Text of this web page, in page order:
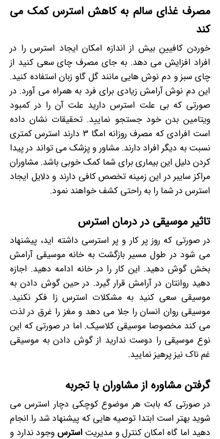
مصرف غذای سالم به کاهش استرس کمک می
کند
خوردن کافیین بیش از اندازه امکان ایجاد استرس را در
افراد افزایش می دهد. به جای مصرف چای سعی کنید از
چای سبز و دم نوش هایی مانند گل گاو زبان استفاده کنید.
این دم نوش آرامش زیادی برای فرد به همراه می آورد. در
صورتی که بی علت استرس دارید علت آن را در کمبود
ویتامین بدن خود جستجو نمایید. تحقیقات نشان داده
است افرادی که مصرف روزانه امگا 3 دارند استرس کمتری
نسبت به دیگر افراد دارند. مشاور و پزشک می تواند در پیدا
کردن دلیل این بیماری برای شما کمک خوبی باشد. مشاوران
مراکز سایبر در این زمینه تخصص کافی دارند و دلایل ایجاد
استرس در شما را به راحتی کشف خواهند نمود.
تاثیر موسیقی در درمان استرس
در صورتی که روز پر کار و پر استرسی داشته اید، پیشنهاد
می شود در طول مسیر بازگشت به خانه موسیقی آرامش
بخش گوش دهید. این کار را در خانه ادامه دهید. اجازه
دهید روانتان در آرامش قرار گیرد. در حین گوش دادن به
موسیقی سعی کنید به مشکلات استرس زا فکر نکنید.
موسیقی روان انسان را جلا می دهد و مغز را غرق در لذت
می کند مخصوصا موسیقی کلاسیک. اما در صورتی که این
نوع موسیقی را دوست ندارید از گوش دادن به موسیقی
غم ناک نیز پرهیز نمایید.
گرفتن مشاوره از مشاوران با تجربه
در صورتی که بابت هر موضوع کوچکی دچار استرس می
شوید بهتر است ابتدا توصیه هایی که پیشنهاد شد را انجام
دهید اما گاه امکان کنترل و مدیریتاسترس وجود ندارد و